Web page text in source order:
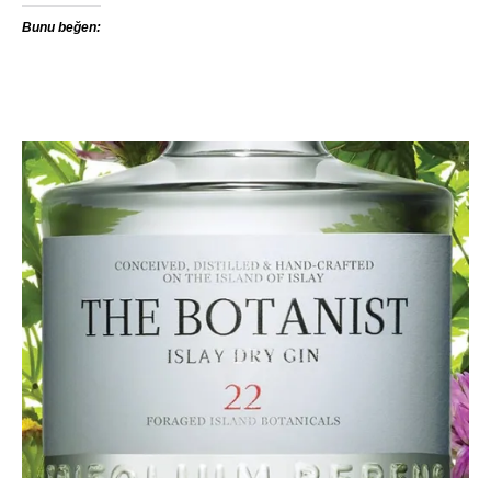
Bunu beğen: